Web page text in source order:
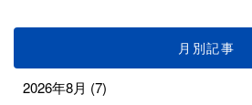
月別記事
2026年8月 (7)